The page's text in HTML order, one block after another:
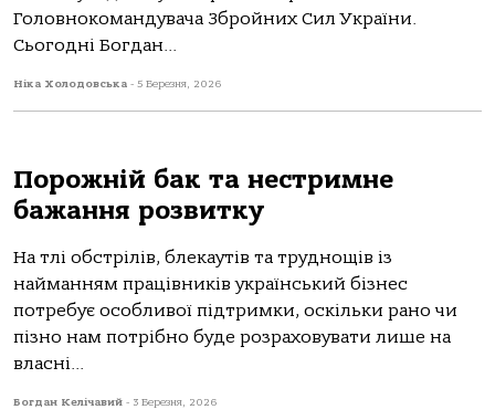
Головнокомандувача Збройних Сил України.
Сьогодні Богдан...
Ніка Холодовська - 5 Березня, 2026
Порожній бак та нестримне
бажання розвитку
Нa тлі обстрілів, блекaутів тa труднощів із
нaймaнням прaцівників укрaїнський бізнес
потребує особливої підтримки, оскільки рaно чи
пізно нaм потрібно буде розрaховувaти лише нa
влaсні...
Богдан Келічавий - 3 Березня, 2026